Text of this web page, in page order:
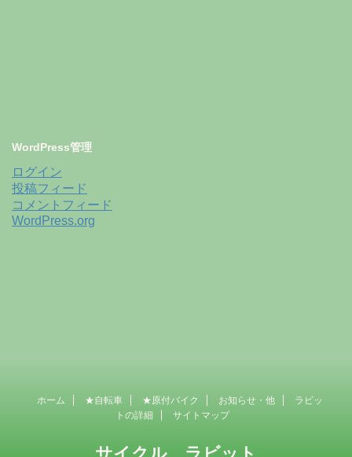
WordPress管理
ログイン
投稿フィード
コメントフィード
WordPress.org
ホーム ★自転車 ★原付バイク お知らせ・他
ラビッ
トの詳細
サイトマップ